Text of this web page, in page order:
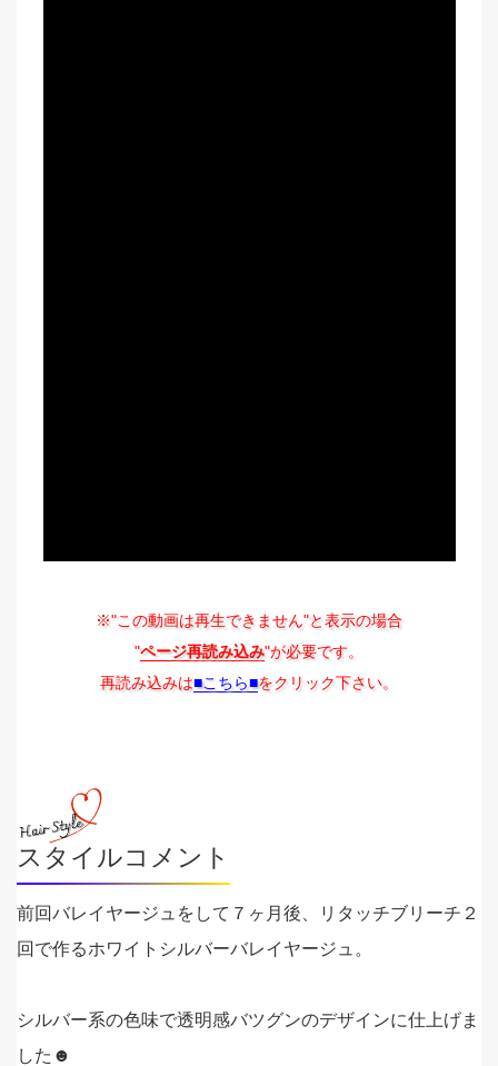
※"この動画は再生できません"と表示の場合
"ページ再読み込み"が必要です。
再読み込みは■こちら■をクリック下さい。
スタイルコメント
前回バレイヤージュをして７ヶ月後、リタッチブリーチ２
回で作るホワイトシルバーバレイヤージュ。
シルバー系の色味で透明感バツグンのデザインに仕上げま
した☻